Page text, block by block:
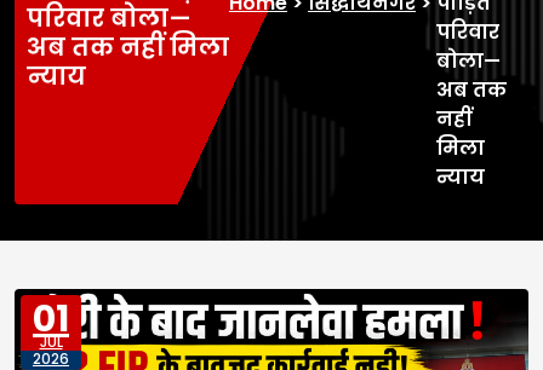
परिवार बोला—
अब तक नहीं मिला
न्याय
परिवार
बोला—
अब तक
नहीं
मिला
न्याय
01
JUL
2026